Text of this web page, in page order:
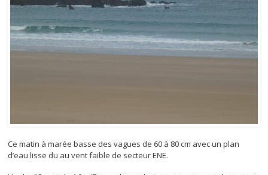
Ce matin à marée basse des vagues de 60 à 80 cm avec un plan
d’eau lisse du au vent faible de secteur ENE.